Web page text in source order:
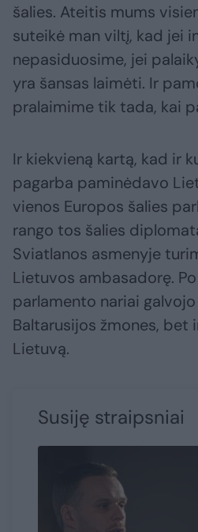
šalies. Ateitis mums
suteikė man viltį, kad jei
nepasiduosime, jei
yra šansas laimėti. Ir
pralaimime tik tada, kai
Ir kiekvieną kartą, kad ir
pagarba paminėdavo
vienos Europos šalies
rango tos šalies
Sviatlanos asmenyje
Lietuvos ambasadorę.
parlamento nariai
Baltarusijos žmones, bet
Lietuvą.
Susiję straipsniai